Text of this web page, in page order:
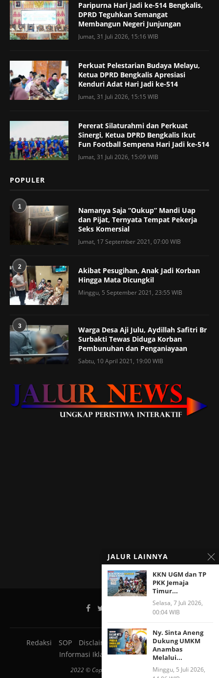
Paripurna Hari Jadi ke-514 Bengkalis,
DPRD Teguhkan Semangat
Membangun Negeri Junjungan
Jumat, 31 Juli 2026, 15:16 WIB
Perkuat Pelestarian Budaya Melayu,
Ketua DPRD Bengkalis Apresiasi
Kenduri Adat Hari Jadi ke-514
Jumat, 31 Juli 2026, 15:15 WIB
Pererat Silaturahmi dan Perkuat
Sinergi, Ketua DPRD Bengkalis Ikut
Fun Football Sempena Hari Jadi ke-514
Jumat, 31 Juli 2026, 15:09 WIB
POPULER
1
Namanya Saja “Oukup” Mandi Uap
dan Pijat, Ternyata Tempat Pekerja
Seks Komersial
Jumat, 17 September 2021, 07:00 WIB
2
Akibat Pesugihan, Anak Jadi Korban
Hingga Mata Dicungkil
Minggu, 5 September 2021, 23:55 WIB
3
Warga Desa Aji Julu, Aydillah Safitri Br
Surbakti Tewas Diduga Korban
Pembunuhan dan Penganiayaan
Sabtu, 10 April 2021, 19:00 WIB
Redaksi SOP Disclaimer
Pedoman Media Siber
Informasi Iklan
Tentang Kami
2022 © Copyright JALURNEWS
JALUR LAINNYA
KKN UGM dan TP
PKK Jemaja
Timur...
Selasa, 7 Juli 2026,
00:04 WIB
Ny. Sinta Aneng
Dukung UMKM
Anambas
Melalui...
Minggu, 5 Juli 2026,